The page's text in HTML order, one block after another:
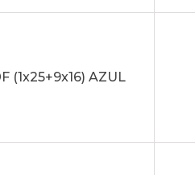
(1x25+9x16) AZUL